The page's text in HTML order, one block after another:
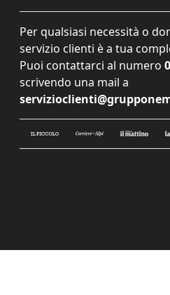
Per qualsiasi necessità o
servizio clienti è a tua
Puoi contattarci al numero
scrivendo una mail a